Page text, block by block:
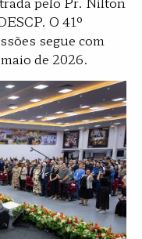
O 41º
segue com
de 2026.